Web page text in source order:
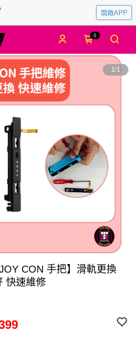
開啟APP
0
1/1
CON 手把】滑軌更換
快速維修